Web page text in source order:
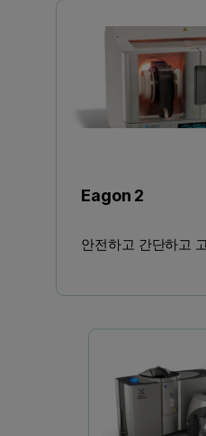
Eagon 2
안전하고 간단하고